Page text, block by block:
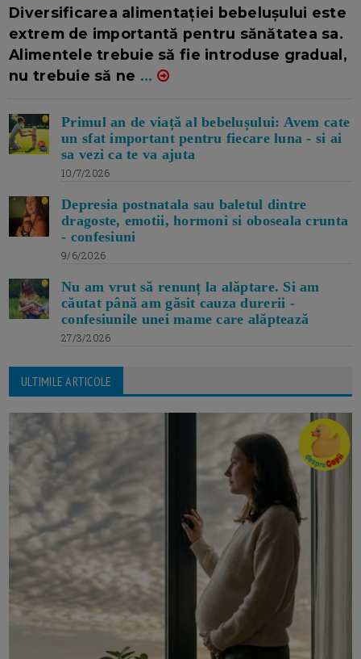
Diversificarea alimentației bebelușului este
extrem de importantă pentru sănătatea sa.
Alimentele trebuie să fie introduse gradual,
nu trebuie să ne ...
Primul an de viață al bebelușului: Avem cate
un sfat important pentru fiecare luna - si ai
sa vezi ca te va ajuta
10/7/2026
Depresia postnatala sau baletul dintre
dragoste, emotii, hormoni si oboseala crunta
- confesiuni
9/6/2026
Nu am vrut să renunț la alăptare. Si am
căutat până am găsit cauza durerii -
confesiunile unei mame care alăptează
27/3/2026
ULTIMILE ARTICOLE